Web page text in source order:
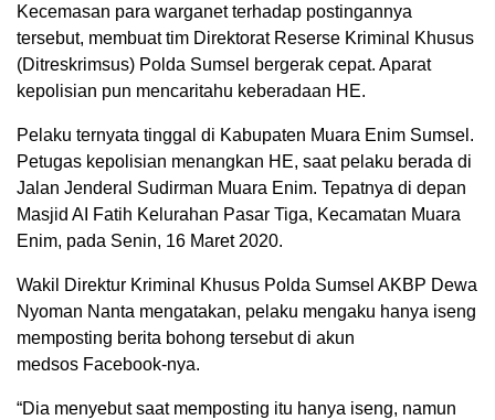
Kecemasan para warganet terhadap postingannya
tersebut, membuat tim Direktorat Reserse Kriminal Khusus
(Ditreskrimsus) Polda Sumsel bergerak cepat. Aparat
kepolisian pun mencaritahu keberadaan HE.
Pelaku ternyata tinggal di Kabupaten Muara Enim Sumsel.
Petugas kepolisian menangkan HE, saat pelaku berada di
Jalan Jenderal Sudirman Muara Enim. Tepatnya di depan
Masjid AI Fatih Kelurahan Pasar Tiga, Kecamatan Muara
Enim, pada Senin, 16 Maret 2020.
Wakil Direktur Kriminal Khusus Polda Sumsel AKBP Dewa
Nyoman Nanta mengatakan, pelaku mengaku hanya iseng
memposting berita bohong tersebut di akun
medsos Facebook-nya.
“Dia menyebut saat memposting itu hanya iseng, namun